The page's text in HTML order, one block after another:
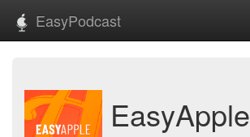
EasyPodcast
EasyApple